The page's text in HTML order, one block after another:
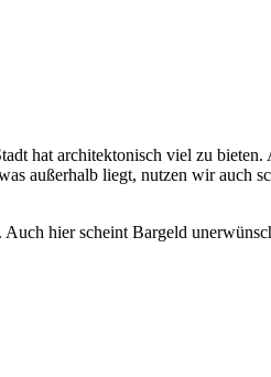
hat architektonisch viel zu bieten.
außerhalb liegt, nutzen wir auch
hier scheint Bargeld